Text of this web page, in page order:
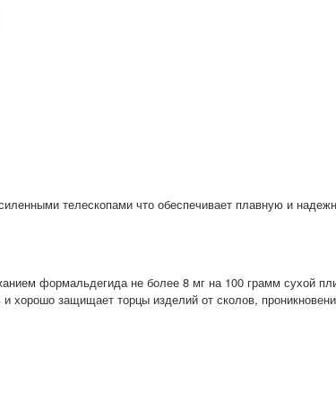
телескопами что обеспечивает плавную и
формальдегида не более 8 мг на 100 грамм сухой
защищает торцы изделий от сколов,